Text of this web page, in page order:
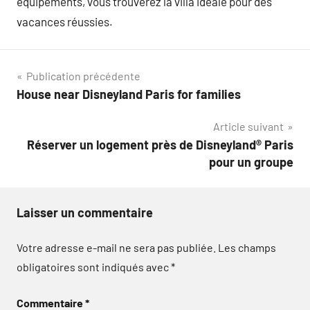
vacances réussies.
Navigation
de
Publication précédente
House near Disneyland Paris for families
Article suivant
Réserver un logement près de Disneyland® Paris
pour un groupe
Laisser un commentaire
Votre adresse e-mail ne sera pas publiée. Les champs
obligatoires sont indiqués avec*
Commentaire*